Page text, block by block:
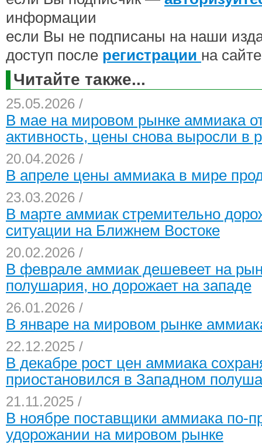
информации
если Вы не подписаны на наши
доступ после регистрации на сайте
Читайте также...
25.05.2026 /
В мае на мировом рынке аммиака
активность, цены снова выросли в
20.04.2026 /
В апреле цены аммиака в мире
23.03.2026 /
В марте аммиак стремительно
ситуации на Ближнем Востоке
20.02.2026 /
В феврале аммиак дешевеет на
полушария, но дорожает на западе
26.01.2026 /
В январе на мировом рынке
22.12.2025 /
В декабре рост цен аммиака
приостановился в Западном
21.11.2025 /
В ноябре поставщики аммиака по-
удорожании на мировом рынке